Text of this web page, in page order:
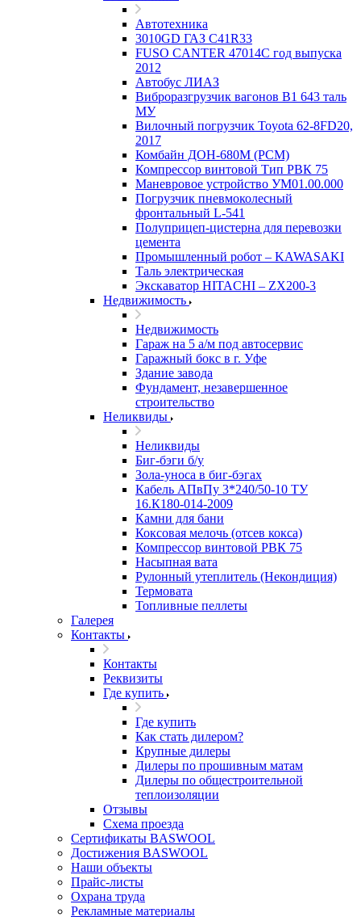
Автотехника
3010GD ГАЗ С41R33
FUSO CANTER 47014C год выпуска
2012
Автобус ЛИАЗ
Виброразгрузчик вагонов В1 643 таль
МУ
Вилочный погрузчик Toyota 62-8FD20,
2017
Комбайн ДОН-680М (РСМ)
Компрессор винтовой Тип РВК 75
Маневровое устройство УМ01.00.000
Погрузчик пневмоколесный
фронтальный L-541
Полуприцеп-цистерна для перевозки
цемента
Промышленный робот – KAWASAKI
Таль электрическая
Экскаватор HITACHI – ZX200-3
Недвижимость
Недвижимость
Гараж на 5 а/м под автосервис
Гаражный бокс в г. Уфе
Здание завода
Фундамент, незавершенное
строительство
Неликвиды
Неликвиды
Биг-бэги б/у
Зола-уноса в биг-бэгах
Кабель АПвПу 3*240/50-10 ТУ
16.К180-014-2009
Камни для бани
Коксовая мелочь (отсев кокса)
Компрессор винтовой РВК 75
Насыпная вата
Рулонный утеплитель (Некондиция)
Термовата
Топливные пеллеты
Галерея
Контакты
Контакты
Реквизиты
Где купить
Где купить
Как стать дилером?
Крупные дилеры
Дилеры по прошивным матам
Дилеры по общестроительной
теплоизоляции
Отзывы
Схема проезда
Сертификаты BASWOOL
Достижения BASWOOL
Наши объекты
Прайс-листы
Охрана труда
Рекламные материалы